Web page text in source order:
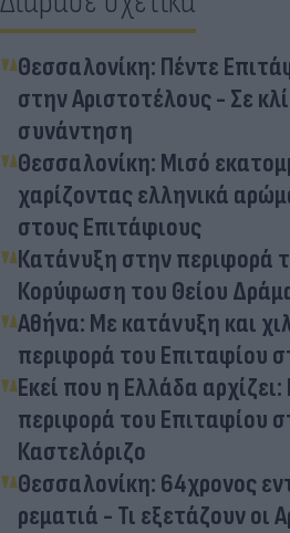
Θεσσαλονίκη: Πέντε
στην Αριστοτέλους - Σε
συνάντηση
Θεσσαλονίκη: Μισό
χαρίζοντας ελληνικά
στους Επιτάφιους
Κατάνυξη στην περιφορά
Κορύφωση του Θείου
Αθήνα: Με κατάνυξη και
περιφορά του Επιταφίου
Εκεί που η Ελλάδα
περιφορά του Επιταφίου
Καστελόριζο
Θεσσαλονίκη: 64χρονος
ρεματιά - Τι εξετάζουν οι